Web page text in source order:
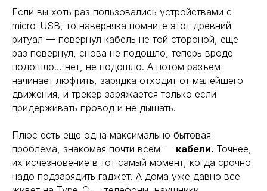
Если вы хоть раз пользовались устройствами с
micro-USB, то наверняка помните этот древний
ритуал — повернул кабель не той стороной, еще
раз повернул, снова не подошло, теперь вроде
подошло… нет, не подошло. А потом разъем
начинает люфтить, зарядка отходит от малейшего
движения, и трекер заряжается только если
придерживать провод и не дышать.
Плюс есть еще одна максимально бытовая
проблема, знакомая почти всем — кабели. Точнее,
их исчезновение в тот самый момент, когда срочно
надо подзарядить гаджет. А дома уже давно все